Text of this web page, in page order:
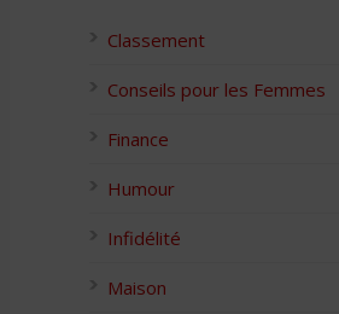
Classement
Conseils pour les Femmes
Finance
Humour
Infidélité
Maison